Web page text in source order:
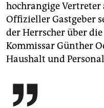
hochrangige
Offizieller Gastgeber
der Herrscher über die
Kommissar Günther
Haushalt und
